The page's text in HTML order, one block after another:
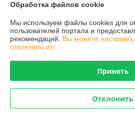
Информация для покупателя
Индивидуальный предприниматель:ИП
г.Минск, ул. Белецкого, 20-191
Регистрационный номер ЕГР: 191569554
УНП: 191569554
Регистрационный орган: Минский
Дата регистрации компании: 02.12.2011
Ссылка на свидетельство/лицензию
Обработка файлов cookie
Мы используем файлы cookies для
пользователей портала и
рекомендаций. Вы можете
отключить их.
Принять
Отклонить